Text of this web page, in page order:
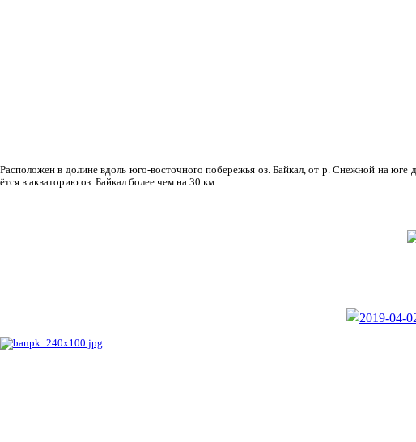
Рас­положен в долине вдоль юго-восточного побережья оз. Байкал, от р. Снежной на
ётся в акваторию оз. Байкал более чем на 30 км.